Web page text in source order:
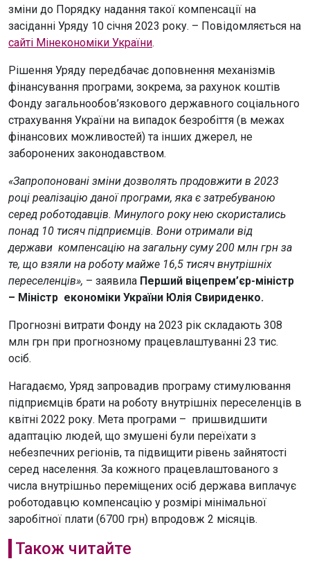
зміни до Порядку надання такої компенсації на
засіданні Уряду 10 січня 2023 року. – Повідомляється на
сайті Мінекономіки України.
Рішення Уряду передбачає доповнення механізмів
фінансування програми, зокрема, за рахунок коштів
Фонду загальнообов’язкового державного соціального
страхування України на випадок безробіття (в межах
фінансових можливостей) та інших джерел, не
заборонених законодавством.
«Запропоновані зміни дозволять продовжити в 2023
році реалізацію даної програми, яка є затребуваною
серед роботодавців. Минулого року нею скористались
понад 10 тисяч підприємців. Вони отримали від
держави компенсацію на загальну суму 200 млн грн за
те, що взяли на роботу майже 16,5 тисяч внутрішніх
переселенців», – заявила Перший віцепрем’єр-міністр
– Міністр економіки України Юлія Свириденко.
Прогнозні витрати Фонду на 2023 рік складають 308
млн грн при прогнозному працевлаштуванні 23 тис.
осіб.
Нагадаємо, Уряд запровадив програму стимулювання
підприємців брати на роботу внутрішніх переселенців в
квітні 2022 року. Мета програми – пришвидшити
адаптацію людей, що змушені були переїхати з
небезпечних регіонів, та підвищити рівень зайнятості
серед населення. За кожного працевлаштованого з
числа внутрішньо переміщених осіб держава виплачує
роботодавцю компенсацію у розмірі мінімальної
заробітної плати (6700 грн) впродовж 2 місяців.
Також читайте